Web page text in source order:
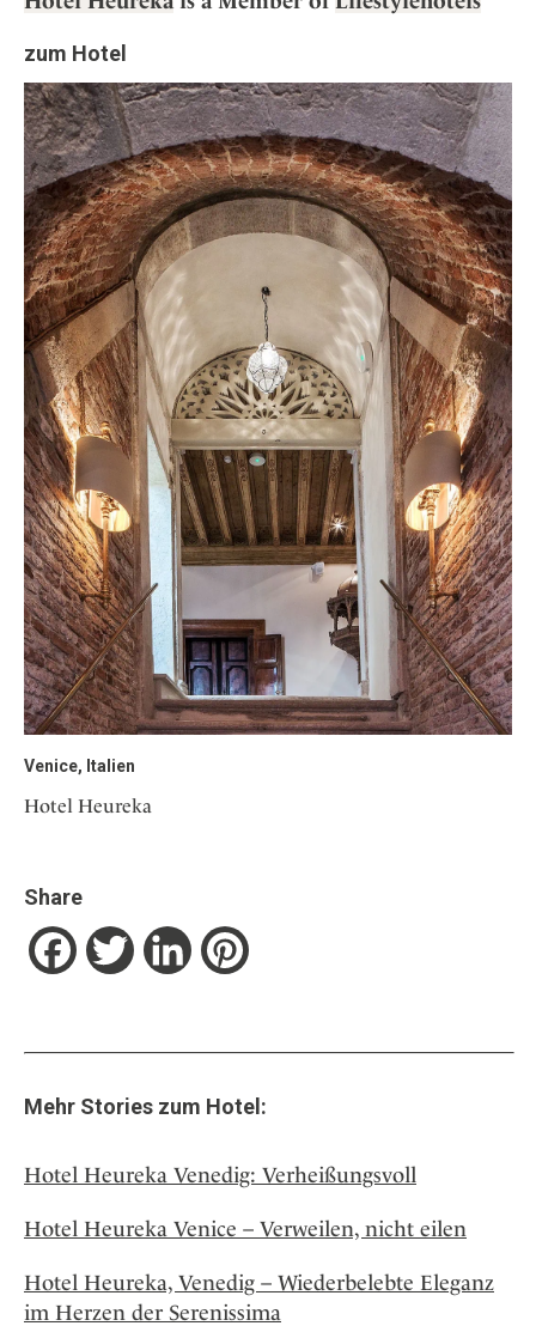
zum Hotel
Venice, Italien
Hotel Heureka
Share
FacebookTwitter LinkedIn
Mehr Stories zum Hotel:
Hotel Heureka Venedig: Verheißungsvoll
Hotel Heureka Venice – Verweilen, nicht eilen
Hotel Heureka, Venedig – Wiederbelebte Eleganz
im Herzen der Serenissima